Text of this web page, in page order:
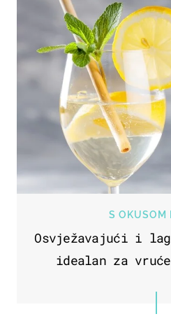
S OKUSOM
Osvježavajući i
idealan za